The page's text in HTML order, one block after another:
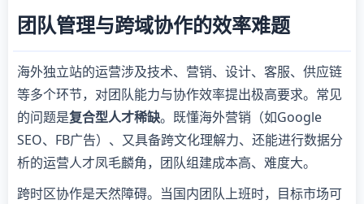
团队管理与跨域协作的效率难题
海外独立站的运营涉及技术、营销、设计、客服、供应链
等多个环节，对团队能力与协作效率提出极高要求。常见
的问题是复合型人才稀缺。既懂海外营销（如Google
SEO、FB广告）、又具备跨文化理解力、还能进行数据分
析的运营人才凤毛麟角，团队组建成本高、难度大。
跨时区协作是天然障碍。当国内团队上班时，目标市场可